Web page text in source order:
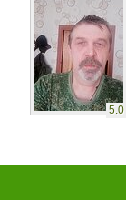
5.0